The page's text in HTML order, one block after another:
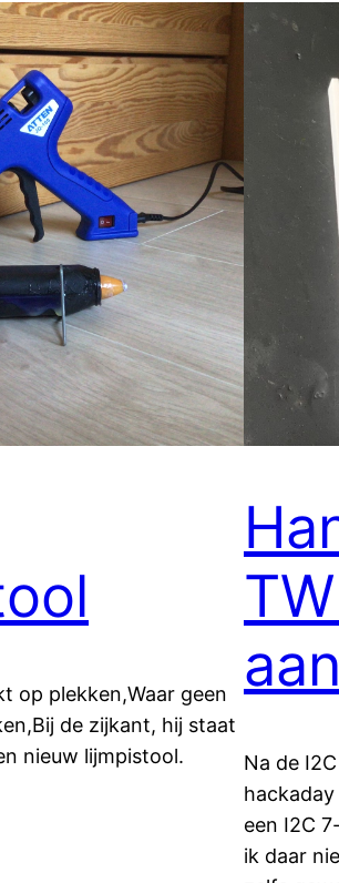
op plekken,Waar geen
de zijkant, hij staat
nieuw lijmpistool.
Na de
een I2C
ik daar